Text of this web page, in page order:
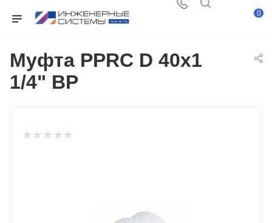
0
Муфта PPRC D 40х1
1/4" ВР